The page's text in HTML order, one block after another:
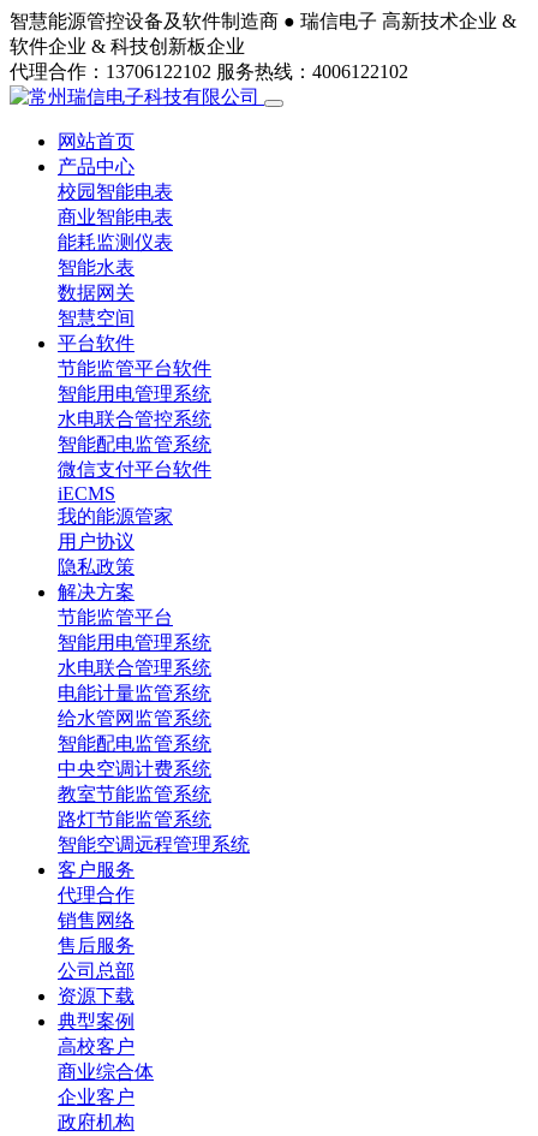
智慧能源管控设备及软件制造商 ● 瑞信电子 高新技术企业 &
软件企业 & 科技创新板企业
代理合作：13706122102 服务热线：4006122102
网站首页
产品中心
校园智能电表
商业智能电表
能耗监测仪表
智能水表
数据网关
智慧空间
平台软件
节能监管平台软件
智能用电管理系统
水电联合管控系统
智能配电监管系统
微信支付平台软件
iECMS
我的能源管家
用户协议
隐私政策
解决方案
节能监管平台
智能用电管理系统
水电联合管理系统
电能计量监管系统
给水管网监管系统
智能配电监管系统
中央空调计费系统
教室节能监管系统
路灯节能监管系统
智能空调远程管理系统
客户服务
代理合作
销售网络
售后服务
公司总部
资源下载
典型案例
高校客户
商业综合体
企业客户
政府机构